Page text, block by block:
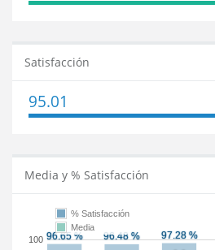
Satisfacción
95.01
Media y % Satisfacción
100
% Satisfacción
Media